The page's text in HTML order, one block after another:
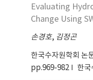
Evaluating
Change Using
손경호, 김정곤
한국수자원학회 논
pp.969-982
한국